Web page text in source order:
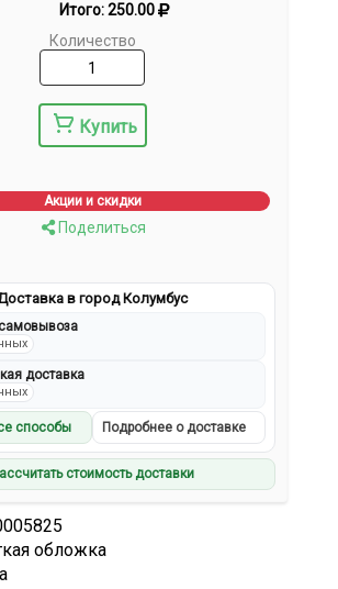
Итого:250.00
Количество
Купить
Акции и скидки
Поделиться
в город Колумбус
доставка
способы Подробнее о доставке
стоимость доставки
обложка